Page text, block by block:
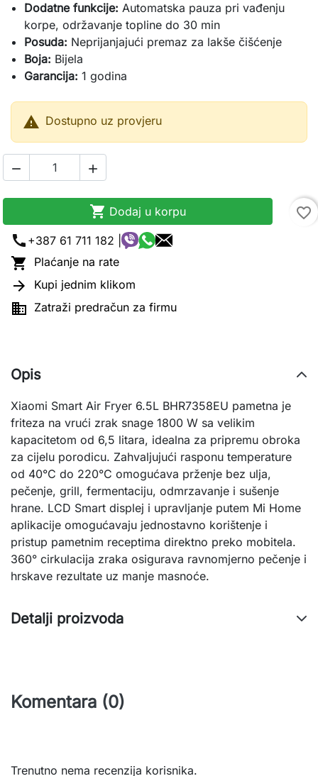
Dodatne funkcije: Automatska pauza pri vađenju
korpe, održavanje topline do 30 min
Posuda: Neprijanjajući premaz za lakše čišćenje
Boja: Bijela
Garancija: 1 godina
 Dostupno uz provjeru
 
 Dodaj u korpu
favorite_border
call +387 61 711 182 |
 Plaćanje na rate
 Kupi jednim klikom
 Zatraži predračun za firmu
Opis
Xiaomi Smart Air Fryer 6.5L BHR7358EU pametna je
friteza na vrući zrak snage 1800 W sa velikim
kapacitetom od 6,5 litara, idealna za pripremu obroka
za cijelu porodicu. Zahvaljujući rasponu temperature
od 40°C do 220°C omogućava prženje bez ulja,
pečenje, grill, fermentaciju, odmrzavanje i sušenje
hrane. LCD Smart displej i upravljanje putem Mi Home
aplikacije omogućavaju jednostavno korištenje i
pristup pametnim receptima direktno preko mobitela.
360° cirkulacija zraka osigurava ravnomjerno pečenje i
hrskave rezultate uz manje masnoće.
Detalji proizvoda
Komentara (0)
Trenutno nema recenzija korisnika.